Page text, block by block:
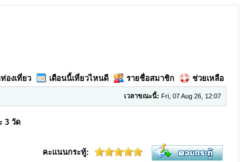
องเที่ยว เดือนนี้เที่ยวไหนดี รายชื่อสมาชิก ช่วยเหลือ
เวลาขณะนี้: Fri, 07 Aug 26, 12:07
3 วัด
คะแนนกระทู้: